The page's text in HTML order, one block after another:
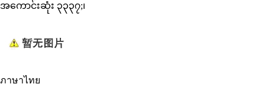
အကောင်းဆုံး ၃၃၃၇;၊
ภาษาไทย